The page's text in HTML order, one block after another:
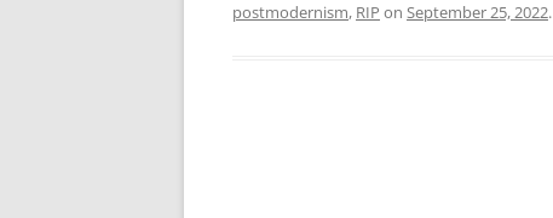
postmodernism, RIP on September 25, 2022.